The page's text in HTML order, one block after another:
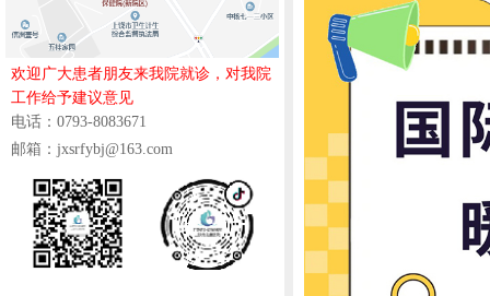
欢迎广大患者朋友来我院就诊，对我院
工作给予建议意见
电话：0793-8083671
邮箱：jxsrfybj@163.com